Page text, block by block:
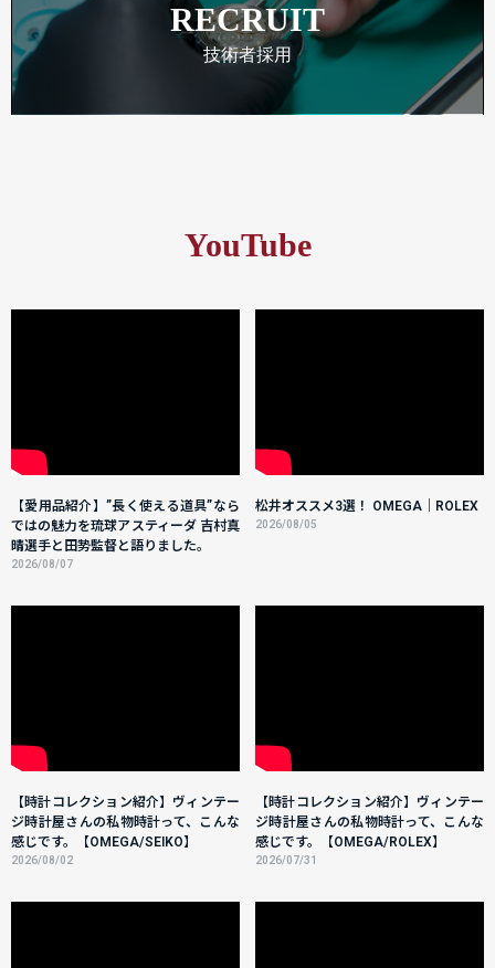
RECRUIT
技術者採用
YouTube
【愛用品紹介】”長く使える道具”なら
ではの魅力を琉球アスティーダ 吉村真
晴選手と田㔟監督と語りました。
2026/08/07
松井オススメ3選！ OMEGA｜ROLEX
2026/08/05
【時計コレクション紹介】ヴィンテー
ジ時計屋さんの私物時計って、こんな
感じです。【OMEGA/SEIKO】
2026/08/02
【時計コレクション紹介】ヴィンテー
ジ時計屋さんの私物時計って、こんな
感じです。【OMEGA/ROLEX】
2026/07/31